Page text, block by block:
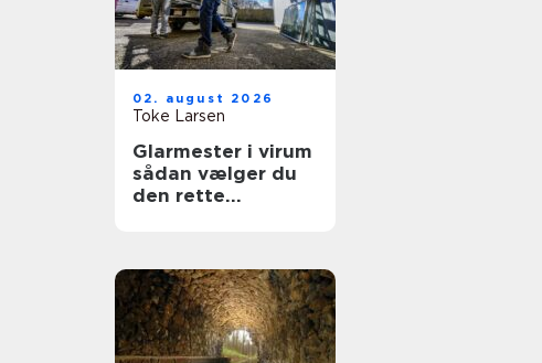
02. august 2026
Toke Larsen
Glarmester i virum
sådan vælger du
den rette